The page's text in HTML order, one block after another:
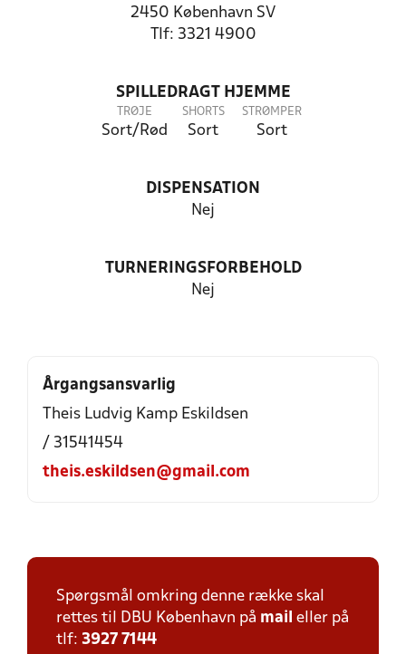
2450 København SV
Tlf: 3321 4900
SPILLEDRAGT HJEMME
TRØJE
Sort/Rød
SHORTS
Sort
STRØMPER
Sort
DISPENSATION
Nej
TURNERINGSFORBEHOLD
Nej
Årgangsansvarlig
Theis Ludvig Kamp Eskildsen
/ 31541454
theis.eskildsen@gmail.com
Spørgsmål omkring denne række skal
rettes til DBU København på mail eller på
tlf: 3927 7144